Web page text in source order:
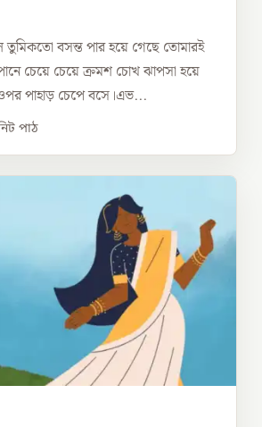
বসন্ত পার হয়ে গেছে তোমারই
চেয়ে চেয়ে ক্রমশ চোখ ঝাপসা হয়ে
পাহাড় চেপে বসে।এভ...
পাঠ